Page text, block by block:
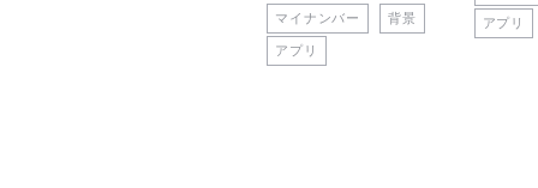
マイナンバー 背景
アプリ
アプリ